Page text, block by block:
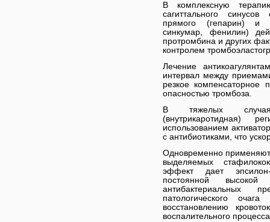
В комплексную
сагиттального синусов
прямого (гепарин) и
синкумар, фенилин)
протромбина и других
контролем
Лечение
интервал между
резкое компенсаторное
опасностью тромбоза.
В тяжелых случаях
(внутрикаротидная)
использованием
с антибиотиками, что
Одновременно применяют
выделяемых
эффект дает эпсилон-
постоянной высокой
антибактериальных
патологического
восстановлению
воспалительного